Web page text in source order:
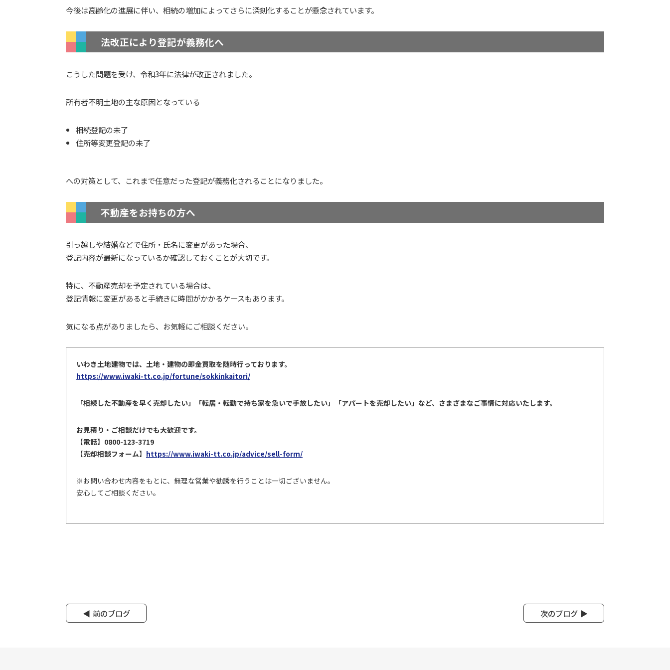
今後は高齢化の進展に伴い、相続の増加によってさらに深刻化することが懸念されています。
法改正により登記が義務化へ
こうした問題を受け、令和3年に法律が改正されました。
所有者不明土地の主な原因となっている
相続登記の未了
住所等変更登記の未了
への対策として、これまで任意だった登記が義務化されることになりました。
不動産をお持ちの方へ
引っ越しや結婚などで住所・氏名に変更があった場合、
登記内容が最新になっているか確認しておくことが大切です。
特に、不動産売却を予定されている場合は、
登記情報に変更があると手続きに時間がかかるケースもあります。
気になる点がありましたら、お気軽にご相談ください。
いわき土地建物では、土地・建物の即金買取を随時行っております。
https://www.iwaki-tt.co.jp/fortune/sokkinkaitori/
「相続した不動産を早く売却したい」「転居・転勤で持ち家を急いで手放したい」「アパートを売却したい」など、 さまざまなご事情に対応いたします。
お見積り・ご相談だけでも大歓迎です。
【電話】0800-123-3719
【売却相談フォーム】 https://www.iwaki-tt.co.jp/advice/sell-form/
※お問い合わせ内容をもとに、無理な営業や勧誘を行うことは一切ございません。
安心してご相談ください。
前のブログ 次のブログ